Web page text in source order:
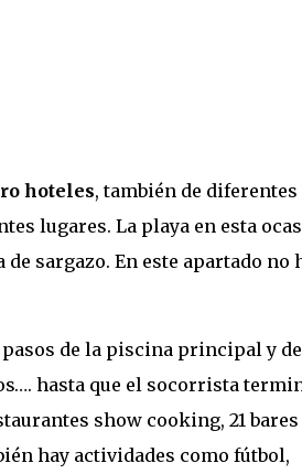
hoteles, también de diferentes
lugares. La playa en esta
sargazo. En este apartado no
pasos de la piscina principal y
hasta que el socorrista
show cooking, 21 bares
hay actividades como fútbol,